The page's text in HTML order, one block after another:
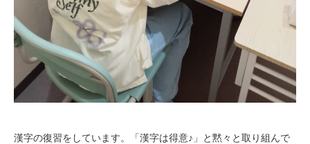
漢字の復習をしています。「漢字は得意♪」と黙々と取り組んで